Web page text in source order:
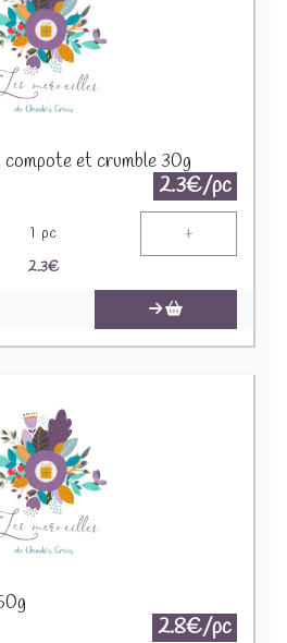
compote et crumble 30g
2.3€/pc
1 pc +
2.3€
2.8€/pc